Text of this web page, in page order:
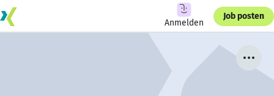
Anmelden
Job posten